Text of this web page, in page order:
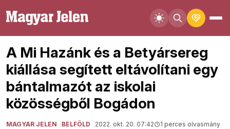
A Mi Hazánk és a Betyársereg
kiállása segített eltávolítani egy
bántalmazót az iskolai
közösségből Bogádon
MAGYAR JELEN BELFÖLD 2022. okt. 20. 07:42 1 perces olvasmány